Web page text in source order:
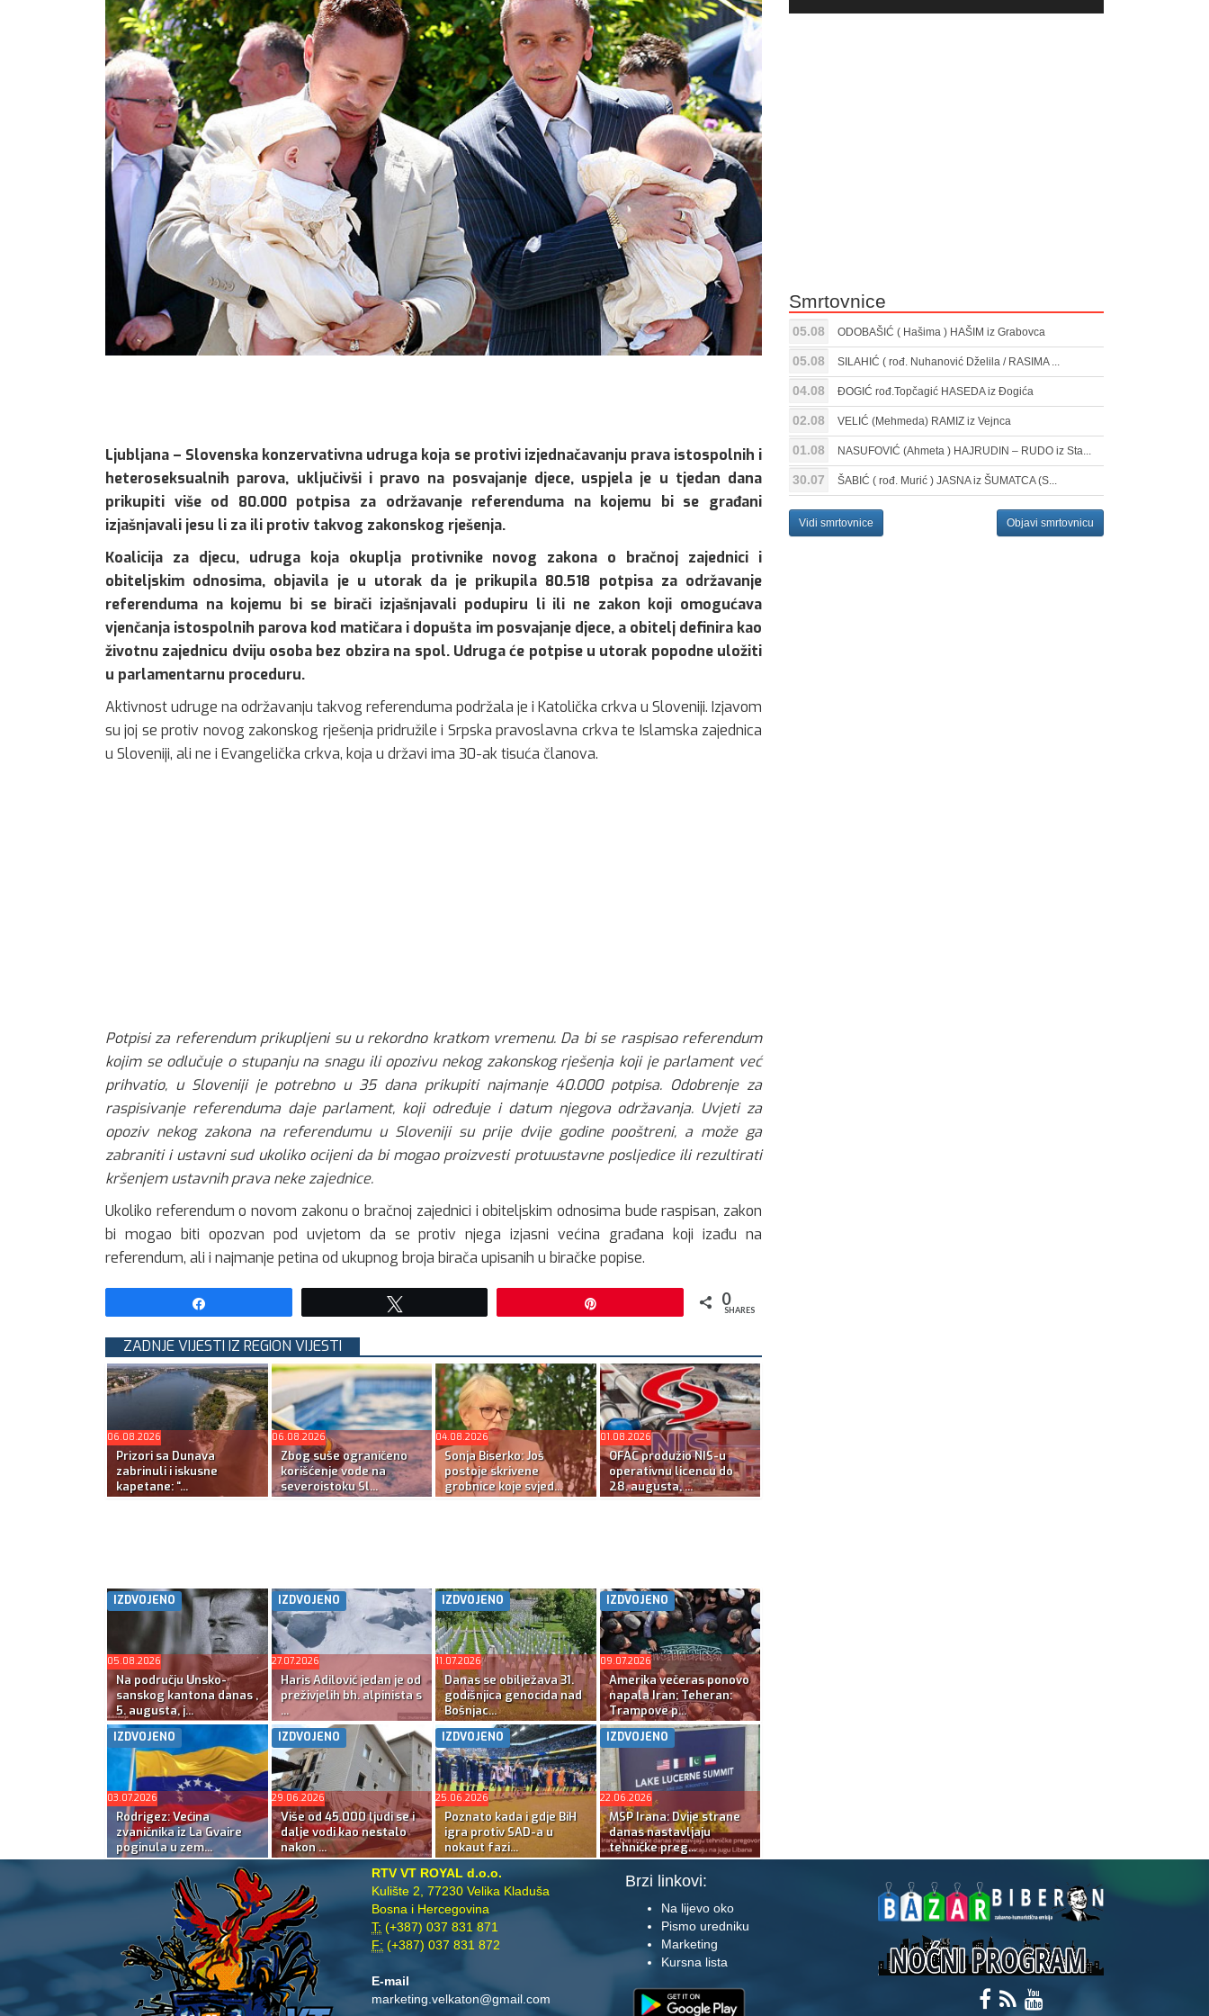
Ljubljana – Slovenska konzervativna udruga koja se protivi izjednačavanju prava istospolnih i
heteroseksualnih parova, uključivši i pravo na posvajanje djece, uspjela je u tjedan dana
prikupiti više od 80.000 potpisa za održavanje referenduma na kojemu bi se građani
izjašnjavali jesu li za ili protiv takvog zakonskog rješenja.
Koalicija za djecu, udruga koja okuplja protivnike novog zakona o bračnoj zajednici i
obiteljskim odnosima, objavila je u utorak da je prikupila 80.518 potpisa za održavanje
referenduma na kojemu bi se birači izjašnjavali podupiru li ili ne zakon koji omogućava
vjenčanja istospolnih parova kod matičara i dopušta im posvajanje djece, a obitelj definira kao
životnu zajednicu dviju osoba bez obzira na spol. Udruga će potpise u utorak popodne uložiti
u parlamentarnu proceduru.
Aktivnost udruge na održavanju takvog referenduma podržala je i Katolička crkva u Sloveniji. Izjavom
su joj se protiv novog zakonskog rješenja pridružile i Srpska pravoslavna crkva te Islamska zajednica
u Sloveniji, ali ne i Evangelička crkva, koja u državi ima 30-ak tisuća članova.
Potpisi za referendum prikupljeni su u rekordno kratkom vremenu. Da bi se raspisao referendum
kojim se odlučuje o stupanju na snagu ili opozivu nekog zakonskog rješenja koji je parlament već
prihvatio, u Sloveniji je potrebno u 35 dana prikupiti najmanje 40.000 potpisa. Odobrenje za
raspisivanje referenduma daje parlament, koji određuje i datum njegova održavanja. Uvjeti za
opoziv nekog zakona na referendumu u Sloveniji su prije dvije godine pooštreni, a može ga
zabraniti i ustavni sud ukoliko ocijeni da bi mogao proizvesti protuustavne posljedice ili rezultirati
kršenjem ustavnih prava neke zajednice.
Ukoliko referendum o novom zakonu o bračnoj zajednici i obiteljskim odnosima bude raspisan, zakon
bi mogao biti opozvan pod uvjetom da se protiv njega izjasni većina građana koji izađu na
referendum, ali i najmanje petina od ukupnog broja birača upisanih u biračke popise.
0
SHARES
ZADNJE VIJESTI IZ REGION VIJESTI
06.08.2026
Prizori sa Dunava
zabrinuli i iskusne
kapetane: “...
06.08.2026
Zbog suše ograničeno
korišćenje vode na
severoistoku Sl...
04.08.2026
Sonja Biserko: Još
postoje skrivene
grobnice koje svjed...
01.08.2026
OFAC produžio NIS-u
operativnu licencu do
28. augusta, ...
IZDVOJENO
05.08.2026
Na području Unsko-
sanskog kantona danas ,
5. augusta, j...
IZDVOJENO
27.07.2026
Haris Adilović jedan je od
preživjelih bh. alpinista s
...
IZDVOJENO
11.07.2026
Danas se obilježava 31.
godišnjica genocida nad
Bošnjac...
IZDVOJENO
09.07.2026
Amerika večeras ponovo
napala Iran; Teheran:
Trampove p...
IZDVOJENO
03.07.2026
Rodrigez: Većina
zvaničnika iz La Gvaire
poginula u zem...
IZDVOJENO
29.06.2026
Više od 45.000 ljudi se i
dalje vodi kao nestalo
nakon ...
IZDVOJENO
25.06.2026
Poznato kada i gdje BiH
igra protiv SAD-a u
nokaut fazi...
IZDVOJENO
22.06.2026
MSP Irana: Dvije strane
danas nastavljaju
tehničke preg...
Gore/Dole
Smrtovnice
05.08 ODOBAŠIĆ ( Hašima ) HAŠIM iz Grabovca
05.08 SILAHIĆ ( rođ. Nuhanović Dželila / RASIMA ...
04.08 ĐOGIĆ rođ.Topčagić HASEDA iz Đogića
02.08 VELIĆ (Mehmeda) RAMIZ iz Vejnca
01.08 NASUFOVIĆ (Ahmeta ) HAJRUDIN – RUDO iz Sta...
30.07 ŠABIĆ ( rođ. Murić ) JASNA iz ŠUMATCA (S...
Vidi smrtovnice Objavi smrtovnicu
RTV VT ROYAL d.o.o.
Kulište 2, 77230 Velika Kladuša
Bosna i Hercegovina
T: (+387) 037 831 871
F: (+387) 037 831 872
E-mail
marketing.velkaton@gmail.com
Brzi linkovi:
Na lijevo oko
Pismo uredniku
Marketing
Kursna lista